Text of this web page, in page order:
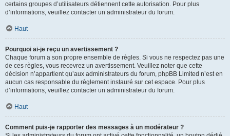
certains groupes d’utilisateurs détiennent cette autorisation. Pour plus
d’informations, veuillez contacter un administrateur du forum.
Haut
Pourquoi ai-je reçu un avertissement ?
Chaque forum a son propre ensemble de règles. Si vous ne respectez pas une
de ces règles, vous recevrez un avertissement. Veuillez noter que cette
décision n’appartient qu’aux administrateurs du forum, phpBB Limited n’est en
aucun cas responsable du règlement instauré sur cet espace. Pour plus
d’informations, veuillez contacter un administrateur du forum.
Haut
Comment puis-je rapporter des messages à un modérateur ?